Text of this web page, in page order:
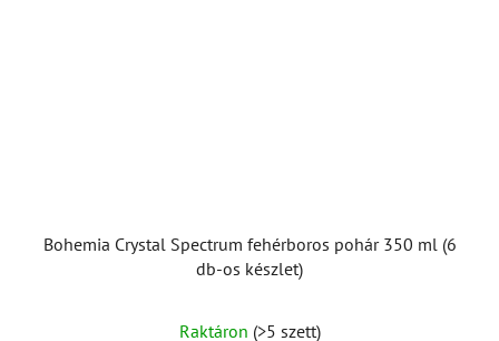
Bohemia Crystal Spectrum fehérboros pohár 350 ml (6
db-os készlet)
Raktáron (>5 szett)